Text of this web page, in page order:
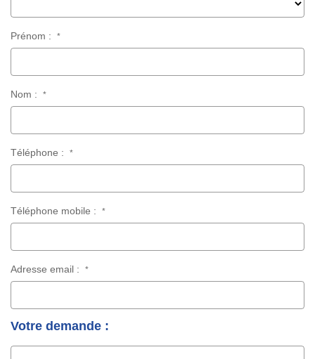
Prénom : *
Nom : *
Téléphone : *
Téléphone mobile : *
Adresse email : *
Votre demande :